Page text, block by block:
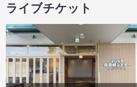
ライブチケット